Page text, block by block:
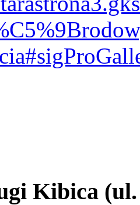
Kibica